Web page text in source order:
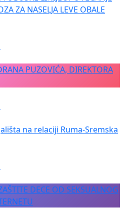
ZA NASELJA LEVE OBALE
PUZOVIĆA, DIREKTORA
na relaciji Ruma-Sremska
DECE OD SEKSUALNOG